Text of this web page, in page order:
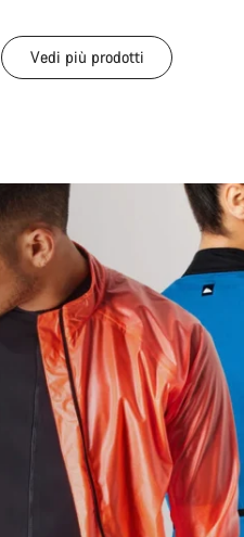
Vedi più prodotti